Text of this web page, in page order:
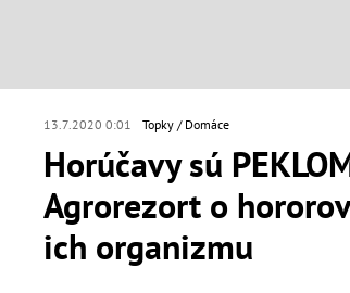
13.7.2020 0:01 Topky Domáce
Horúčavy sú
Agrorezort o
ich organizmu